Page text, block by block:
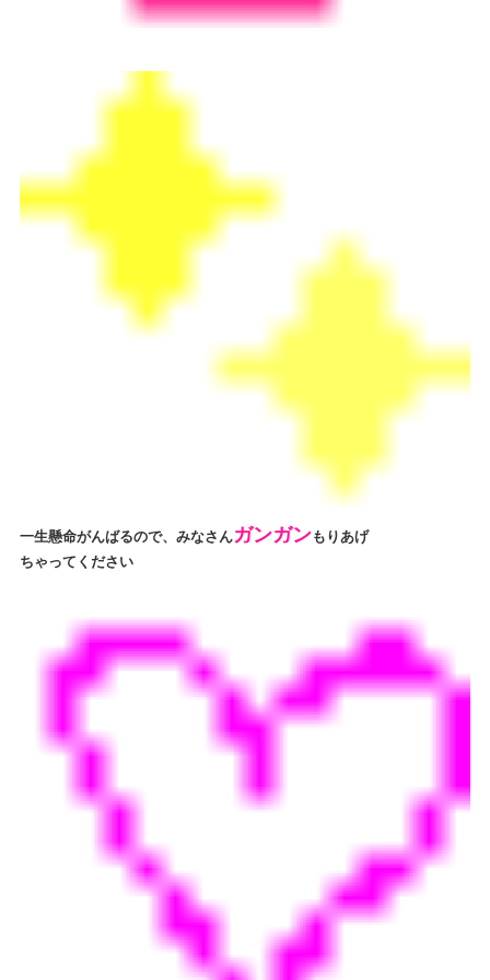
一生懸命がんばるので、みなさんガンガンもりあげ
ちゃってください